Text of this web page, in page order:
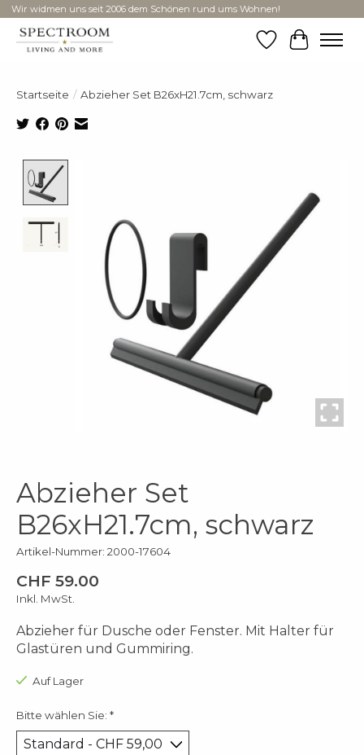
Wir widmen uns seit 2006 dem Schönen rund ums Wohnen!
Wunschzettel
Ihr
Startseite / Abzieher Set B26xH21.7cm, schwarz
Abzieher Set
B26xH21.7cm, schwarz
Artikel-Nummer: 2000-17604
CHF 59.00
Inkl. MwSt.
Abzieher für Dusche oder Fenster. Mit Halter für
Glastüren und Gummiring.
Auf Lager
Bitte wählen Sie: *